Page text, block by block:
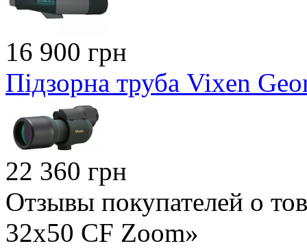
16 900 грн
Підзорна труба Vixen
22 360 грн
Отзывы покупателей о
32x50 CF Zoom»